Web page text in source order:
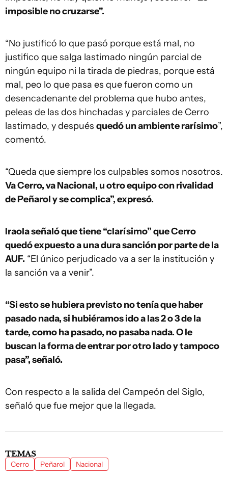
imposible no cruzarse".
“No justificó lo que pasó porque está mal, no
justifico que salga lastimado ningún parcial de
ningún equipo ni la tirada de piedras, porque está
mal, peo lo que pasa es que fueron como un
desencadenante del problema que hubo antes,
peleas de las dos hinchadas y parciales de Cerro
lastimado, y después quedó un ambiente rarísimo”,
comentó.
“Queda que siempre los culpables somos nosotros.
Va Cerro, va Nacional, u otro equipo con rivalidad
de Peñarol y se complica”, expresó.
Iraola señaló que tiene “clarísimo” que Cerro
quedó expuesto a una dura sanción por parte de la
AUF. “El único perjudicado va a ser la institución y
la sanción va a venir”.
“Si esto se hubiera previsto no tenía que haber
pasado nada, si hubiéramos ido a las 2 o 3 de la
tarde, como ha pasado, no pasaba nada. O le
buscan la forma de entrar por otro lado y tampoco
pasa”, señaló.
Con respecto a la salida del Campeón del Siglo,
señaló que fue mejor que la llegada.
TEMAS
Cerro Peñarol Nacional